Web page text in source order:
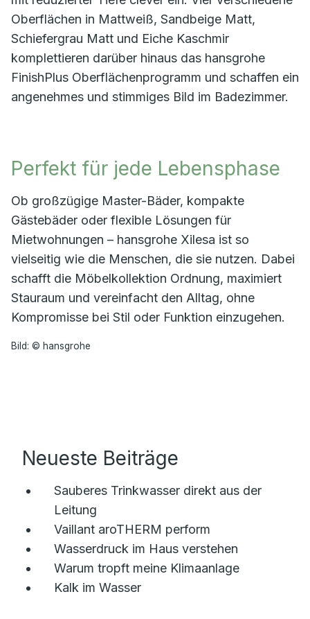
Oberflächen in Mattweiß, Sandbeige Matt,
Schiefergrau Matt und Eiche Kaschmir
komplettieren darüber hinaus das hansgrohe
FinishPlus Oberflächenprogramm und schaffen ein
angenehmes und stimmiges Bild im Badezimmer.
Perfekt für jede Lebensphase
Ob großzügige Master-Bäder, kompakte
Gästebäder oder flexible Lösungen für
Mietwohnungen – hansgrohe Xilesa ist so
vielseitig wie die Menschen, die sie nutzen. Dabei
schafft die Möbelkollektion Ordnung, maximiert
Stauraum und vereinfacht den Alltag, ohne
Kompromisse bei Stil oder Funktion einzugehen.
Bild: © hansgrohe
Neueste Beiträge
Sauberes Trinkwasser direkt aus der
Leitung
Vaillant aroTHERM perform
Wasserdruck im Haus verstehen
Warum tropft meine Klimaanlage
Kalk im Wasser